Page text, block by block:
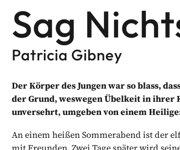
Informationen von
von Bookouture (dem Handelsnamen von
Sag
Patricia Gibney
Der Körper des Jungen war so blass,
der Grund, weswegen Übelkeit in ihrer
unversehrt, umgeben von einem
An einem heißen Sommerabend ist der